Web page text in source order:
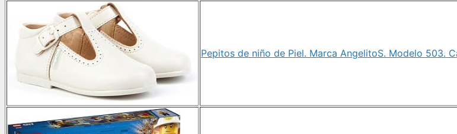
Pepitos de niño de Piel. Marca AngelitoS. Modelo 503.